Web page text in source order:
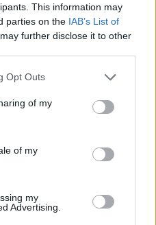
This information may
parties on the IAB’s List of
further disclose it to other
Opt Outs
of my
of my
my
Advertising.